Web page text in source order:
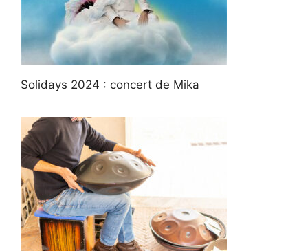
Solidays 2024 : concert de Mika